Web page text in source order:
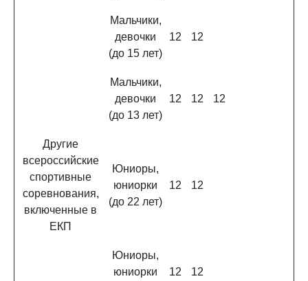
Мальчики,
девочки
(до 15 лет)
12 12
Мальчики,
девочки
(до 13 лет)
12 12 12
Другие
всероссийские
спортивные
соревнования,
включенные в
ЕКП
Юниоры,
юниорки
(до 22 лет)
12 12
Юниоры,
юниорки
12 12